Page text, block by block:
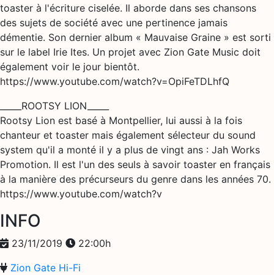
toaster à l'écriture ciselée. Il aborde dans ses chansons
des sujets de société avec une pertinence jamais
démentie. Son dernier album « Mauvaise Graine » est sorti
sur le label Irie Ites. Un projet avec Zion Gate Music doit
également voir le jour bientôt.
https://www.youtube.com/watch?v=OpiFeTDLhfQ
_____ROOTSY LION_____
Rootsy Lion est basé à Montpellier, lui aussi à la fois
chanteur et toaster mais également sélecteur du sound
system qu'il a monté il y a plus de vingt ans : Jah Works
Promotion. Il est l'un des seuls à savoir toaster en français
à la manière des précurseurs du genre dans les années 70.
https://www.youtube.com/watch?v
INFO
23/11/2019
22:00h
Zion Gate Hi-Fi